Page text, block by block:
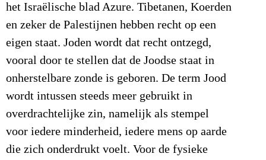
het Israëlische blad Azure. Tibetanen, Koerden
en zeker de Palestijnen hebben recht op een
eigen staat. Joden wordt dat recht ontzegd,
vooral door te stellen dat de Joodse staat in
onherstelbare zonde is geboren. De term Jood
wordt intussen steeds meer gebruikt in
overdrachtelijke zin, namelijk als stempel
voor iedere minderheid, iedere mens op aarde
die zich onderdrukt voelt. Voor de fysieke